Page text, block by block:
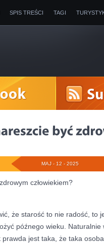
SPIS TREŚCI TAGI
MAJ - 12 - 2025
człowiekiem?
że starość to nie radość, to
późnego wieku.
jest taka, że taka